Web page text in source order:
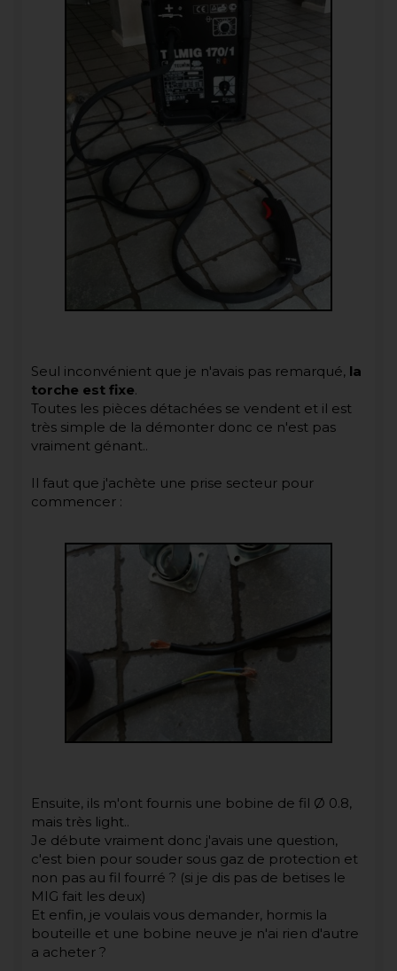
Seul inconvénient que je n'avais pas remarqué, la
torche est fixe.
Toutes les pièces détachées se vendent et il est
très simple de la démonter donc ce n'est pas
vraiment génant..
Il faut que j'achète une prise secteur pour
commencer :
Ensuite, ils m'ont fournis une bobine de fil Ø 0.8,
mais très light..
Je débute vraiment donc j'avais une question,
c'est bien pour souder sous gaz de protection et
non pas au fil fourré ? (si je dis pas de betises le
MIG fait les deux)
Et enfin, je voulais vous demander, hormis la
bouteille et une bobine neuve je n'ai rien d'autre
a acheter ?